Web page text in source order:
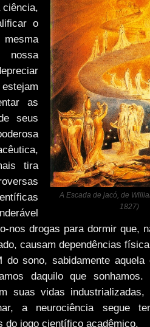
A Escada de jacó, de
1827)
ciência,
o
nossa
as
seus
tira
nos drogas para dormir que,
causam dependências
do sono, sabidamente
daquilo que sonhamos.
suas vidas industrializadas,
a neurociência segue
do jogo científico acadêmico.